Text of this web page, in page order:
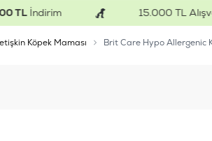
İndirim 15.000 TL
Köpek Maması Brit Care Hypo Allergenic